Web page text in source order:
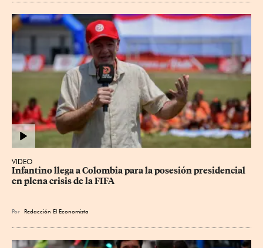
VIDEO
Infantino llega a Colombia para la posesión presidencial
en plena crisis de la FIFA
Por Redacción El Economista